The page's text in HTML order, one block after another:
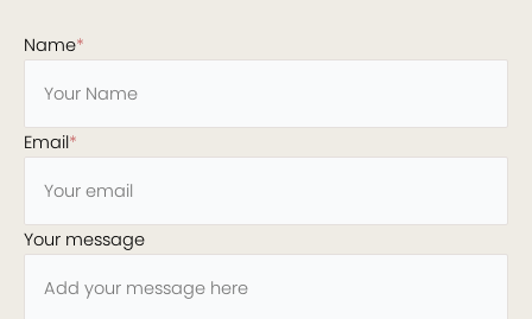
Name*
Email*
Your message